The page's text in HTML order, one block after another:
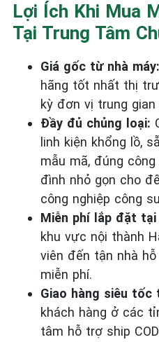
Lợi Ích Khi Mua
Tại Trung Tâm
Giá gốc từ nhà máy:
hãng tốt nhất thị
kỳ đơn vị trung gian
Đầy đủ chủng loại:
linh kiện khổng lồ,
mẫu mã, đúng
đình nhỏ gọn cho
công nghiệp công
Miễn phí lắp đặt tại
khu vực nội thành
viên đến tận nhà
miễn phí.
Giao hàng siêu tốc
khách hàng ở các
tâm hỗ trợ ship